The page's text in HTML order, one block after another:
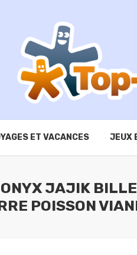
ET VACANCES JEUX
JAJIK
POISSON